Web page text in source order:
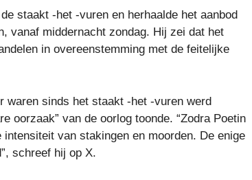
staakt -het -vuren en herhaalde het aanbod
vanaf middernacht zondag. Hij zei dat het
in overeenstemming met de feitelijke
waren sinds het staakt -het -vuren werd
oorzaak” van de oorlog toonde. “Zodra Poetin
van stakingen en moorden. De enige
schreef hij op X.